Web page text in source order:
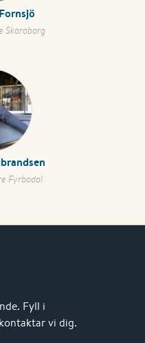
Skaraborg
Fyrbodal
Fyll i
vi dig.